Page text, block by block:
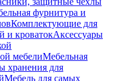
фурнитура и
Комплектующие для
и кроватокАксессуары
мебелиМебельная
хранения для
Мебель для самых